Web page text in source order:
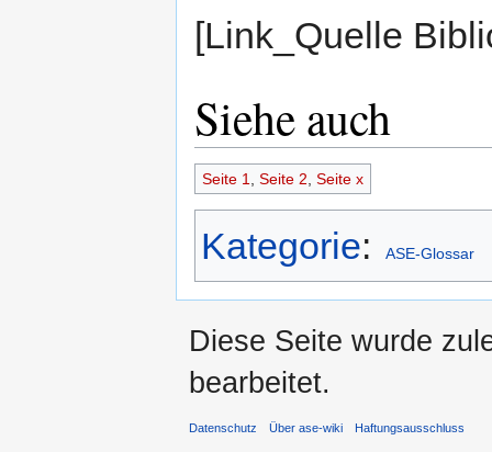
[Link_Quelle
Siehe auch
Seite 1, Seite 2, Seite x
Kategorie: ASE-Glossar
Diese Seite wurde
bearbeitet.
Datenschutz Über ase-wiki Haftungsausschluss